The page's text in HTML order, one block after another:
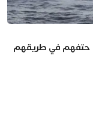
17 مهاجرا يلقون حتفهم في طريقهم